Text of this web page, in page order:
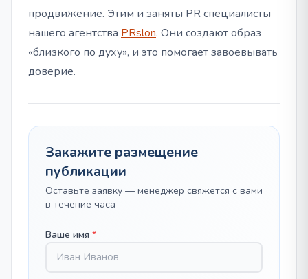
продвижение. Этим и заняты PR специалисты
нашего агентства PRslon. Они создают образ
«близкого по духу», и это помогает завоевывать
доверие.
Закажите размещение
публикации
Оставьте заявку — менеджер свяжется с вами
в течение часа
Ваше имя *